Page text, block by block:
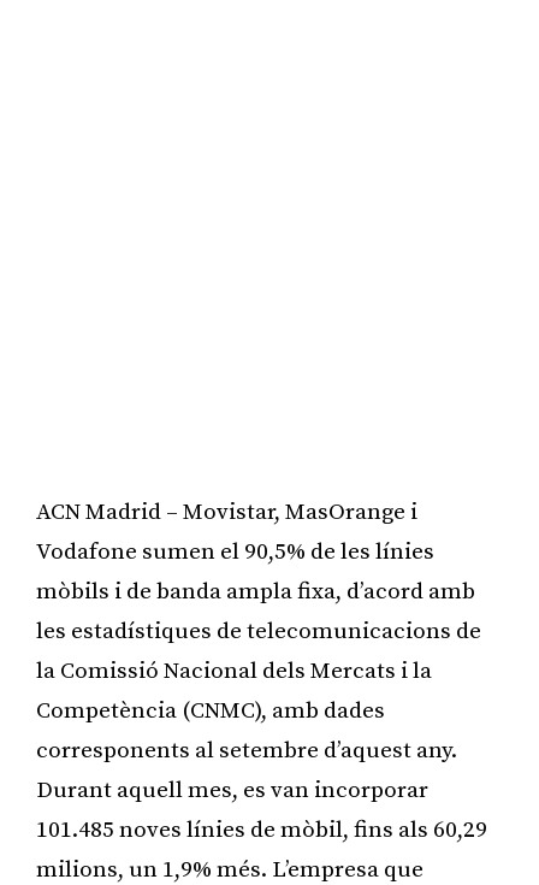
ACN Madrid – Movistar, MasOrange i
Vodafone sumen el 90,5% de les línies
mòbils i de banda ampla fixa, d’acord amb
les estadístiques de telecomunicacions de
la Comissió Nacional dels Mercats i la
Competència (CNMC), amb dades
corresponents al setembre d’aquest any.
Durant aquell mes, es van incorporar
101.485 noves línies de mòbil, fins als 60,29
milions, un 1,9% més. L’empresa que